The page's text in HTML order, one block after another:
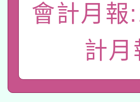
「數位內容
pilot」
有關大陸委
薪期間赴陸
轉知經濟部
業技術研究
會計月
計